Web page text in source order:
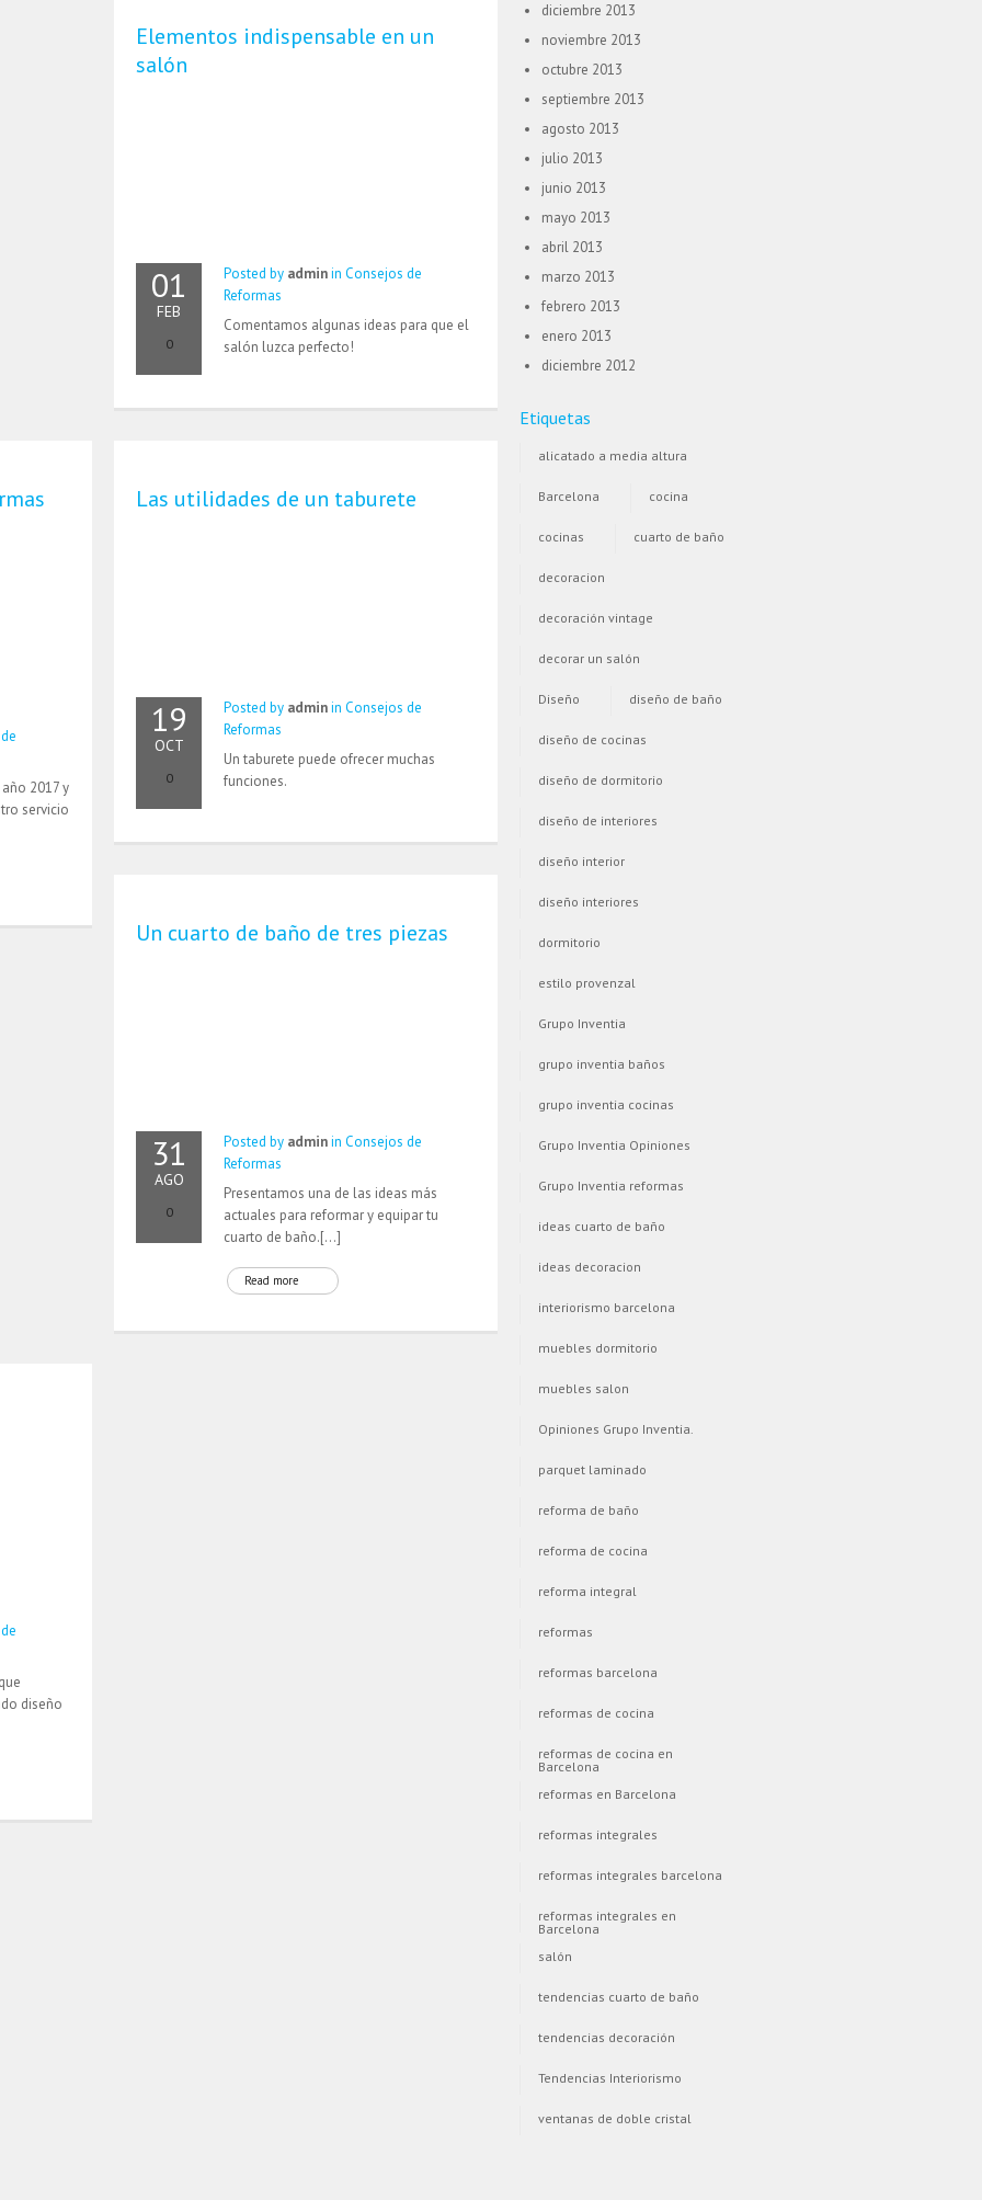
Elementos indispensable en un
salón
01
FEB
0
Posted by adminin Consejos de
Reformas
Comentamos algunas ideas para que el
salón luzca perfecto!
2017 y
servicio
Las utilidades de un taburete
19
OCT
0
Posted by adminin Consejos de
Reformas
Un taburete puede ofrecer muchas
funciones.
Un cuarto de baño de tres piezas
31
AGO
0
Posted by adminin Consejos de
Reformas
Presentamos una de las ideas más
actuales para reformar y equipar tu
cuarto de baño.[…]
Read more
diseño
diciembre 2013
noviembre 2013
octubre 2013
septiembre 2013
agosto 2013
julio 2013
junio 2013
mayo 2013
abril 2013
marzo 2013
febrero 2013
enero 2013
diciembre 2012
Etiquetas
alicatado a media altura
Barcelona cocina
cocinas cuarto de baño
decoracion
decoración vintage
decorar un salón
Diseño diseño de baño
diseño de cocinas
diseño de dormitorio
diseño de interiores
diseño interior
diseño interiores
dormitorio
estilo provenzal
Grupo Inventia
grupo inventia baños
grupo inventia cocinas
Grupo Inventia Opiniones
Grupo Inventia reformas
ideas cuarto de baño
ideas decoracion
interiorismo barcelona
muebles dormitorio
muebles salon
Opiniones Grupo Inventia.
parquet laminado
reforma de baño
reforma de cocina
reforma integral
reformas
reformas barcelona
reformas de cocina
reformas de cocina en
Barcelona
reformas en Barcelona
reformas integrales
reformas integrales barcelona
reformas integrales en
Barcelona
salón
tendencias cuarto de baño
tendencias decoración
Tendencias Interiorismo
ventanas de doble cristal